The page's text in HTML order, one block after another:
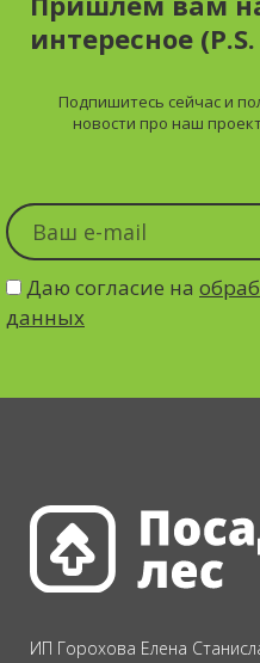
интересное
Подпишитесь сейчас и
новости про наш
Даю согласие на
данных
ИП Горохова Елена